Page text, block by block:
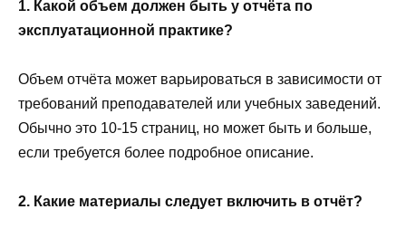
1. Какой объем должен быть у отчёта по
эксплуатационной практике?
Объем отчёта может варьироваться в зависимости от
требований преподавателей или учебных заведений.
Обычно это 10-15 страниц, но может быть и больше,
если требуется более подробное описание.
2. Какие материалы следует включить в отчёт?